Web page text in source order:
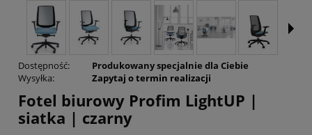
Dostępność:
Produkowany specjalnie dla Ciebie
Wysyłka:
Zapytaj o termin realizacji
Fotel biurowy Profim LightUP |
siatka | czarny